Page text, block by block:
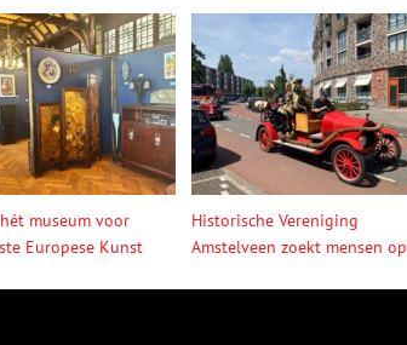
museum voor
Europese Kunst
Historische Vereniging
Amstelveen zoekt mensen op